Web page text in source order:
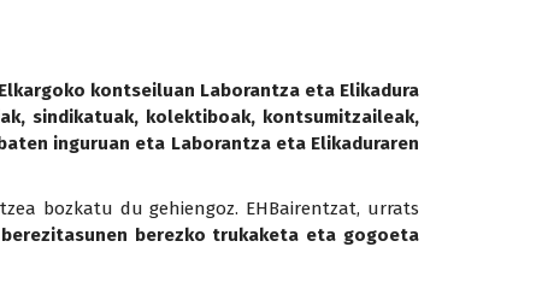
kontseiluan Laborantza eta Elikadura
sindikatuak, kolektiboak, kontsumitzaileak,
inguruan eta Laborantza eta Elikaduraren
bozkatu du gehiengoz. EHBairentzat, urrats
berezko trukaketa eta gogoeta